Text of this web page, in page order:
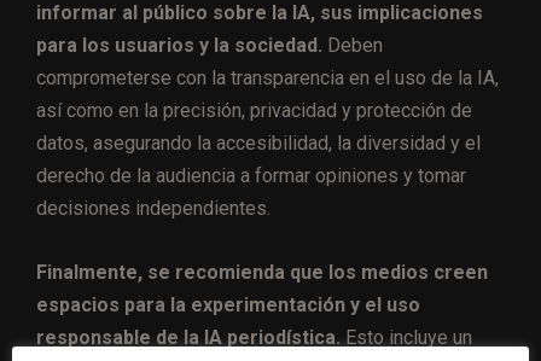
informar al público sobre la IA, sus implicaciones
para los usuarios y la sociedad. Deben
comprometerse con la transparencia en el uso de la IA,
así como en la precisión, privacidad y protección de
datos, asegurando la accesibilidad, la diversidad y el
derecho de la audiencia a formar opiniones y tomar
decisiones independientes.
Finalmente, se recomienda que los medios creen
espacios para la experimentación y el uso
responsable de la IA periodística. Esto incluye un